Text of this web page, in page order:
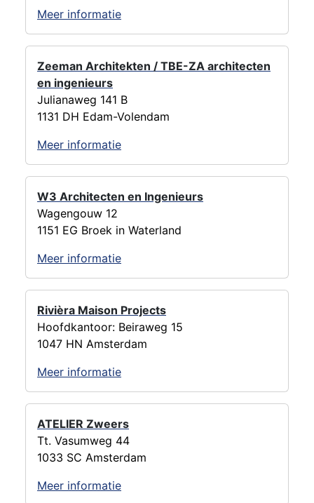
Meer informatie
Zeeman Architekten / TBE-ZA architecten
en ingenieurs
Julianaweg 141 B
1131 DH Edam-Volendam
Meer informatie
W3 Architecten en Ingenieurs
Wagengouw 12
1151 EG Broek in Waterland
Meer informatie
Rivièra Maison Projects
Hoofdkantoor: Beiraweg 15
1047 HN Amsterdam
Meer informatie
ATELIER Zweers
Tt. Vasumweg 44
1033 SC Amsterdam
Meer informatie